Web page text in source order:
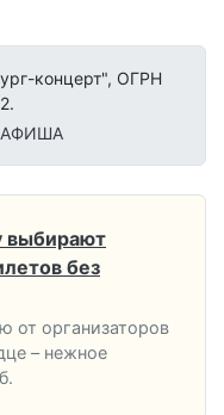
концерт", ОГРН
АФИША
выбирают
без
от организаторов
– нежное